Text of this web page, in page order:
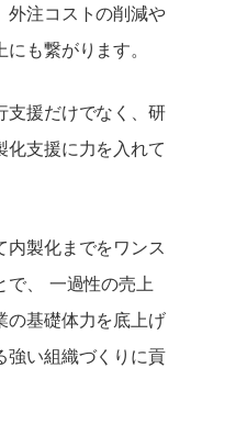
外注コストの削減や
も繋がります。
支援だけでなく、研
化支援に力を入れて
内製化までをワンス
で、 一過性の売上
の基礎体力を底上げ
強い組織づくりに貢